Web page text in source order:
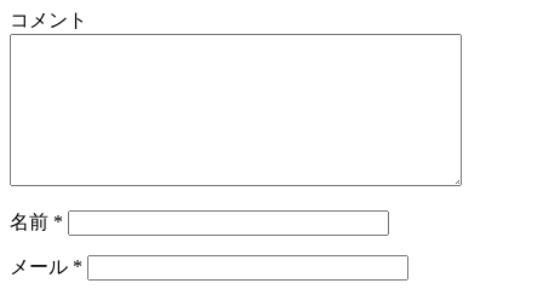
コメント
名前 *
メール *